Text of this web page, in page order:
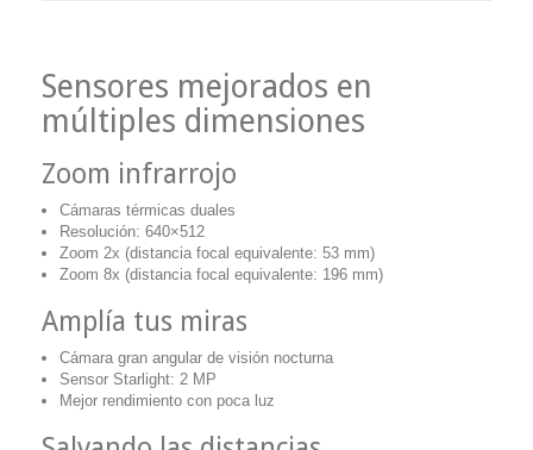
Sensores mejorados en
múltiples dimensiones
Zoom infrarrojo
Cámaras térmicas duales
Resolución: 640×512
Zoom 2x (distancia focal equivalente: 53 mm)
Zoom 8x (distancia focal equivalente: 196 mm)
Amplía tus miras
Cámara gran angular de visión nocturna
Sensor Starlight: 2 MP
Mejor rendimiento con poca luz